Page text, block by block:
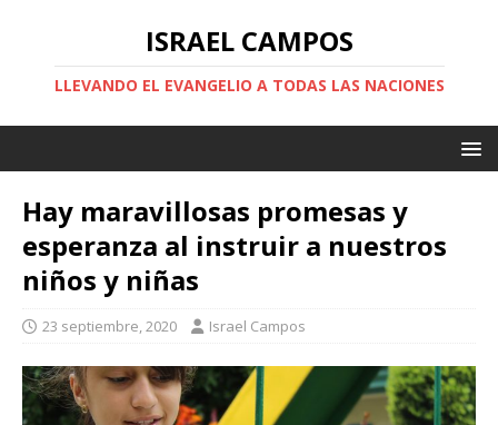
ISRAEL CAMPOS
LLEVANDO EL EVANGELIO A TODAS LAS NACIONES
Hay maravillosas promesas y
esperanza al instruir a nuestros
niños y niñas
23 septiembre, 2020 Israel Campos